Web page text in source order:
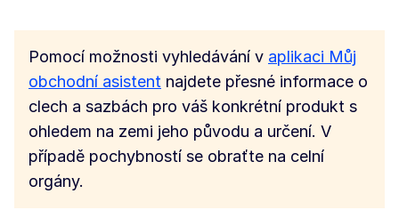
Pomocí možnosti vyhledávání v aplikaci Můj
obchodní asistent najdete přesné informace o
clech a sazbách pro váš konkrétní produkt s
ohledem na zemi jeho původu a určení. V
případě pochybností se obraťte na celní
orgány.